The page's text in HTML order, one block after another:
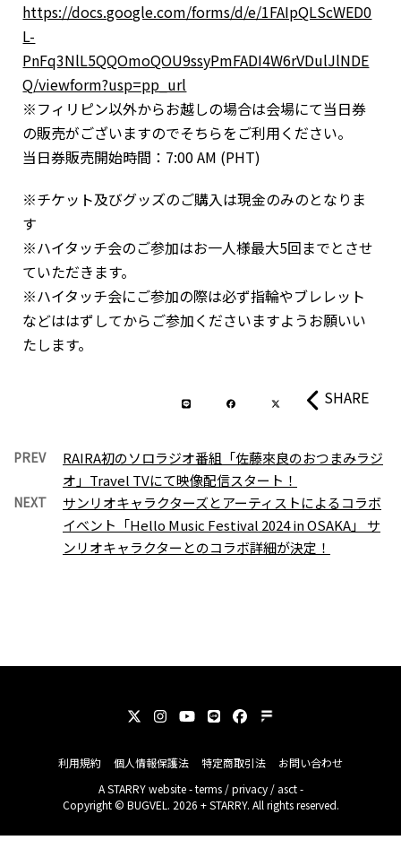
https://docs.google.com/forms/d/e/1FAIpQLScWED0
L-
PnFq3NlL5QQOmoQOU9ssyPmFADI4W6rVDulJlNDE
Q/viewform?usp=pp_url
※フィリピン以外からお越しの場合は会場にて当日券
の販売がございますのでそちらをご利用ください。
当日券販売開始時間：7:00 AM (PHT)
※チケット及びグッズのご購入は現金のみのとなりま
す
※ハイタッチ会のご参加はお一人様最大5回までとさせ
ていただきます。
※ハイタッチ会にご参加の際は必ず指輪やブレレット
などははずしてからご参加くださいますようお願いい
たします。
SHARE
PREV
RAIRA初のソロラジオ番組「佐藤來良のおつまみラジ
オ」Travel TVにて映像配信スタート！
NEXT
サンリオキャラクターズとアーティストによるコラボ
イべント「Hello Music Festival 2024 in OSAKA」 サ
ンリオキャラクターとのコラボ詳細が決定！
利用規約 個人情報保護法 特定商取引法
お問い合わせ
ASTARRYwebsite -terms/privacy/ asct-
Copyright © BUGVEL. 2026 + STARRY. All rights reserved.